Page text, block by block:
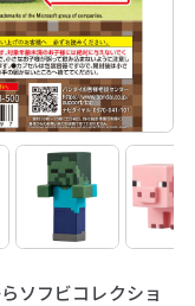
ソフビコレクショ